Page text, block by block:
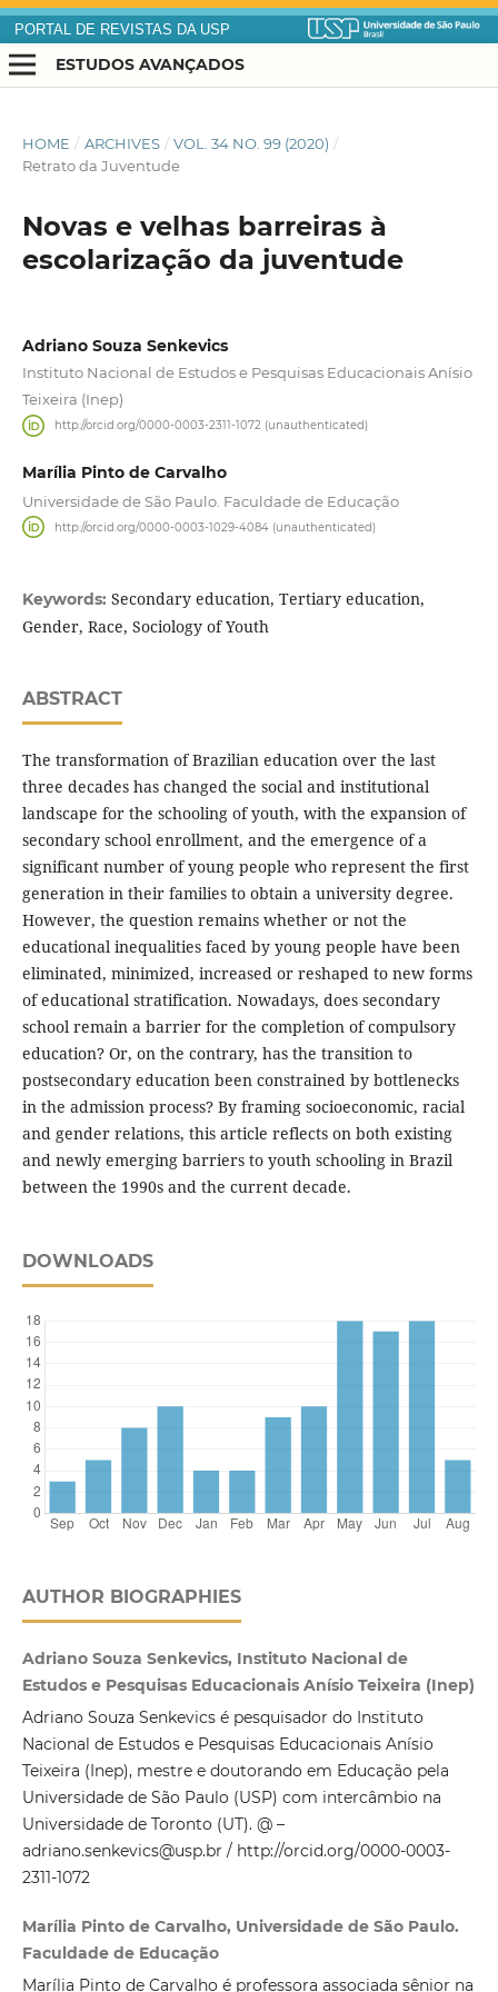
PORTAL DE REVISTAS DA USP
ESTUDOS AVANÇADOS
HOME / ARCHIVES / VOL. 34 NO. 99 (2020) /
Retrato da Juventude
Novas e velhas barreiras à
escolarização da juventude
Adriano Souza Senkevics
Instituto Nacional de Estudos e Pesquisas Educacionais Anísio
Teixeira (Inep)
http://orcid.org/0000-0003-2311-1072 (unauthenticated)
Marília Pinto de Carvalho
Universidade de São Paulo. Faculdade de Educação
http://orcid.org/0000-0003-1029-4084 (unauthenticated)
Keywords: Secondary education, Tertiary education,
Gender, Race, Sociology of Youth
ABSTRACT
The transformation of Brazilian education over the last
three decades has changed the social and institutional
landscape for the schooling of youth, with the expansion of
secondary school enrollment, and the emergence of a
significant number of young people who represent the first
generation in their families to obtain a university degree.
However, the question remains whether or not the
educational inequalities faced by young people have been
eliminated, minimized, increased or reshaped to new forms
of educational stratification. Nowadays, does secondary
school remain a barrier for the completion of compulsory
education? Or, on the contrary, has the transition to
postsecondary education been constrained by bottlenecks
in the admission process? By framing socioeconomic, racial
and gender relations, this article reflects on both existing
and newly emerging barriers to youth schooling in Brazil
between the 1990s and the current decade.
DOWNLOADS
AUTHOR BIOGRAPHIES
Adriano Souza Senkevics, Instituto Nacional de
Estudos e Pesquisas Educacionais Anísio Teixeira (Inep)
Adriano Souza Senkevics é pesquisador do Instituto
Nacional de Estudos e Pesquisas Educacionais Anísio
Teixeira (Inep), mestre e doutorando em Educação pela
Universidade de São Paulo (USP) com intercâmbio na
Universidade de Toronto (UT). @ –
adriano.senkevics@usp.br / http://orcid.org/0000-0003-
2311-1072
Marília Pinto de Carvalho, Universidade de São Paulo.
Faculdade de Educação
Marília Pinto de Carvalho é professora associada sênior na